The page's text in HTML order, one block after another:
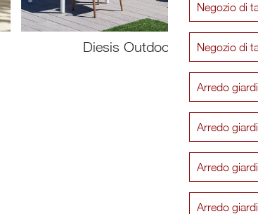
Diesis Outdoor
Negozio di
Negozio di
Arredo
Arredo
Arredo
Arredo